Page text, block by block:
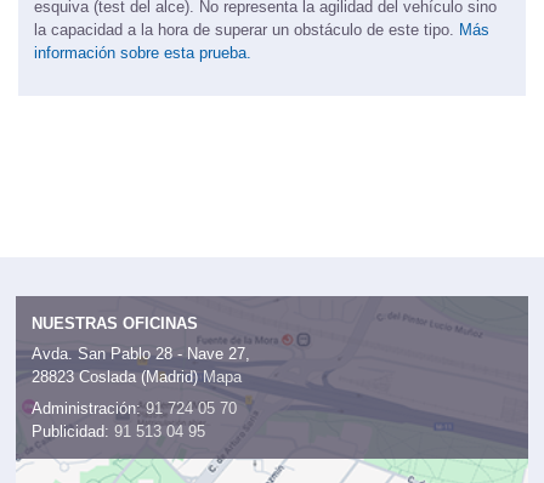
esquiva (test del alce). No representa la agilidad del vehículo sino
la capacidad a la hora de superar un obstáculo de este tipo. Más
información sobre esta prueba.
NUESTRAS OFICINAS
Avda. San Pablo 28 - Nave 27,
28823 Coslada (Madrid) Mapa
Administración: 91 724 05 70
Publicidad: 91 513 04 95